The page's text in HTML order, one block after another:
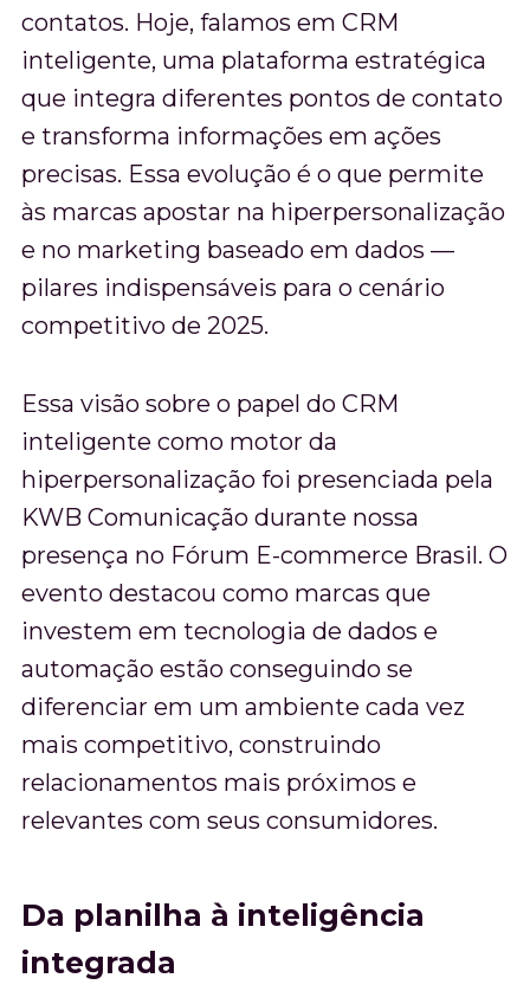
contatos. Hoje, falamos em CRM
inteligente, uma plataforma estratégica
que integra diferentes pontos de contato
e transforma informações em ações
precisas. Essa evolução é o que permite
às marcas apostar na hiperpersonalização
e no marketing baseado em dados —
pilares indispensáveis para o cenário
competitivo de 2025.
Essa visão sobre o papel do CRM
inteligente como motor da
hiperpersonalização foi presenciada pela
KWB Comunicação durante nossa
presença no Fórum E-commerce Brasil. O
evento destacou como marcas que
investem em tecnologia de dados e
automação estão conseguindo se
diferenciar em um ambiente cada vez
mais competitivo, construindo
relacionamentos mais próximos e
relevantes com seus consumidores.
Da planilha à inteligência
integrada